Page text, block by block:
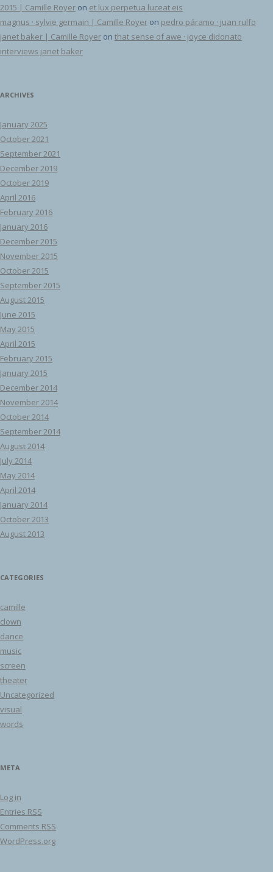
2015 | Camille Royer on et lux perpetua luceat eis
magnus · sylvie germain | Camille Royer on pedro páramo · juan rulfo
janet baker | Camille Royer on that sense of awe · joyce didonato
interviews janet baker
ARCHIVES
January 2025
October 2021
September 2021
December 2019
October 2019
April 2016
February 2016
January 2016
December 2015
November 2015
October 2015
September 2015
August 2015
June 2015
May 2015
April 2015
February 2015
January 2015
December 2014
November 2014
October 2014
September 2014
August 2014
July 2014
May 2014
April 2014
January 2014
October 2013
August 2013
CATEGORIES
camille
clown
dance
music
screen
theater
Uncategorized
visual
words
META
Log in
Entries RSS
Comments RSS
WordPress.org